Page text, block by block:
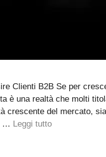
Clienti B2B Se per
è una realtà che molti
crescente del mercato,
… Leggi tutto